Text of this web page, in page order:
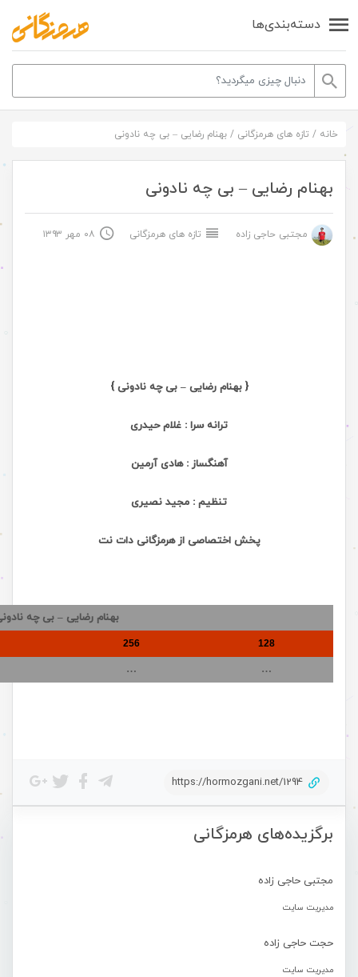
دسته‌بندی‌ها
برگزیده‌های هرمزگانی
مجتبی حاجی زاده
مدیریت سایت
حجت حاجی زاده
مدیریت سایت
خانه / تازه های هرمزگانی / بهنام رضایی – بی چه نادونی
بهنام رضایی – بی چه نادونی
مجتبی حاجی زاده تازه های هرمزگانی ۰۸ مهر ۱۳۹۳
{ بهنام رضایی – بی چه نادونی }
ترانه سرا : غلام حیدری
آهنگساز : هادی آرمین
تنظیم : مجید نصیری
پخش اختصاصی از هرمزگانی دات نت
بهنام رضایی – بی چه
128
256
…
…
https://hormozgani.net/1294